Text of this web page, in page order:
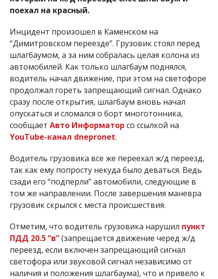
поехал на красный.
Инцидент произошел в Каменском на
“Димитровском переезде”. Грузовик стоял перед
шлагбаумом, а за ним собралась целая колона из
автомобилей. Как только шлагбаум поднялся,
водитель начал движение, при этом на светофоре
продолжал гореть запрещающий сигнал. Однако
сразу после открытия, шлагбаум вновь начал
опускаться и сломался о борт многотонника,
сообщает Авто Информатор со ссылкой на
YouTube-канал dnepronet.
Водитель грузовика все же переехал ж/д переезд,
так как ему попросту некуда было деваться. Ведь
сзади его “подперли” автомобили, следующие в
том же направлении. После завершения маневра
грузовик скрылся с места происшествия.
Отметим, что водитель грузовика нарушил пункт
ПДД 20.5 “в”(запрещается движение черед ж/д
переезд, если включен запрещающий сигнал
светофора или звуковой сигнал независимо от
наличия и положения шлагбаума), что и привело к